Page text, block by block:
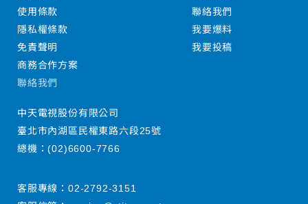
使用條款
隱私權條款
免責聲明
商務合作方案
聯絡我們
我要爆料
我要投稿
聯絡我們
中天電視股份有限公司
臺北市內湖區民權東路六段25號
總機：(02)6600-7766
客服專線： 02-2792-3151